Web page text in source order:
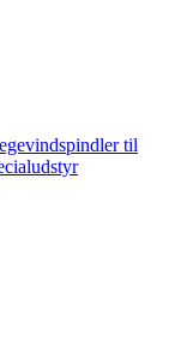
til